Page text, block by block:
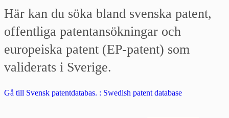
Här kan du söka bland svenska patent,
offentliga patentansökningar och
europeiska patent (EP-patent) som
validerats i Sverige.
Gå till Svensk patentdatabas. : Swedish patent database